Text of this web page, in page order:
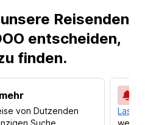
Reisenden
entscheiden,
finden.
von Dutzenden
Suche.
Lass